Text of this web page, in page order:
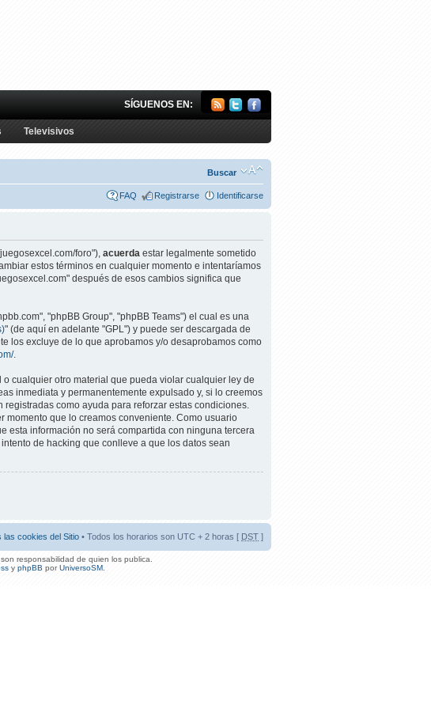
SÍGUENOS EN:
Televisivos
Buscar
FAQ Registrarse Identificarse
foro"), acuerda estar legalmente sometido
estos términos en cualquier momento e intentaríamos
después de esos cambios significa que
"phpBB Group", "phpBB Teams") el cual es una
" (de aquí en adelante "GPL") y puede ser descargada de
los excluye de lo que aprobamos y/o desaprobamos como
.
cualquier otro material que pueda violar cualquier ley de
inmediata y permanentemente expulsado y, si lo creemos
como ayuda para reforzar estas condiciones.
momento que lo creamos conveniente. Como usuario
esta información no será compartida con ninguna tercera
de hacking que conlleve a que los datos sean
las cookies del Sitio • Todos los horarios son UTC + 2 horas [ DST ]
responsabilidad de quien los publica.
y phpBB porUniversoSM